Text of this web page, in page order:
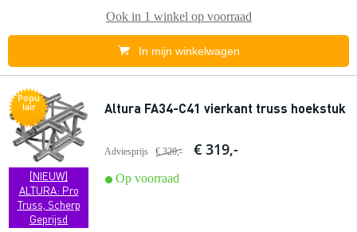
Ook in 1 winkel op voorraad
In mijn winkelwagen
Popu
lair
[NIEUW]
ALTURA: Pro
Truss, Scherp
Geprijsd
Altura FA34-C41 vierkant truss hoekstuk
Adviesprijs € 320,- € 319,-
Op voorraad